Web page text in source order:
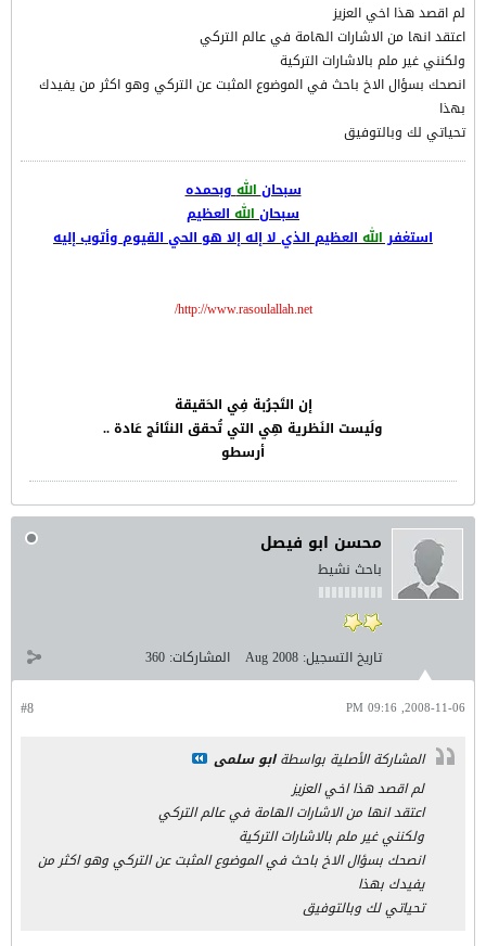
لم اقصد هذا اخي العزيز
اعتقد انها من الاشارات الهامة في عالم التركي
ولكنني غير ملم بالاشارات التركية
انصحك بسؤال الاخ باحث في الموضوع المثبت عن التركي وهو اكثر من يفيدك
بهذا
تحياتي لك وبالتوفيق
سبحاناللهوبحمده
سبحاناللهالعظيم
استغفراللهالعظيم الذي لا إله إلا هو الحي القيوم وأتوب إليه
http://www.rasoulallah.net/
إن التَجرُبة فِي الحَقيقة
ولَيست النَظرية هِي التي تُحقق النتَائج عَادة ..
أرسطو
محسن ابو فيصل
باحث نشيط
تاريخ التسجيل: Aug 2008 المشاركات: 360
#8 2008-11-06, 09:16 PM
المشاركة الأصلية بواسطةابو سلمى
لم اقصد هذا اخي العزيز
اعتقد انها من الاشارات الهامة في عالم التركي
ولكنني غير ملم بالاشارات التركية
انصحك بسؤال الاخ باحث في الموضوع المثبت عن التركي وهو اكثر من
يفيدك بهذا
تحياتي لك وبالتوفيق